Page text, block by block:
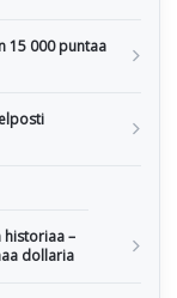
15 000 puntaa
historiaa –
dollaria